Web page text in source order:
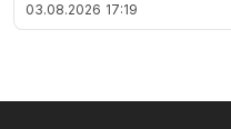
03.08.2026 17:19